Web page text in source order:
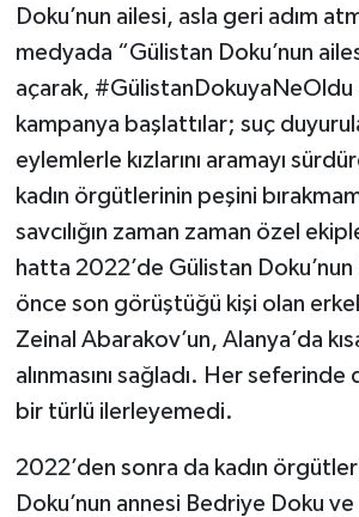
Doku’nun ailesi, asla geri adım
medyada “Gülistan Doku’nun
açarak,
kampanya başlattılar; suç
eylemlerle kızlarını aramayı
kadın örgütlerinin peşini
savcılığın zaman zaman özel
hatta 2022’de Gülistan
önce son görüştüğü kişi olan
Zeinal Abarakov’un, Alanya’da
alınmasını sağladı. Her
bir türlü ilerleyemedi.
2022’den sonra da kadın
Doku’nun annesi Bedriye Doku ve